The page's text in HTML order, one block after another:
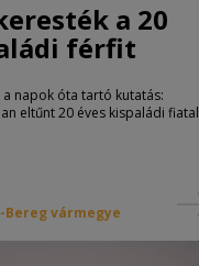
a 20
férfit
napok óta tartó kutatás:
eltűnt 20 éves kispaládi fiatal
Bereg vármegye